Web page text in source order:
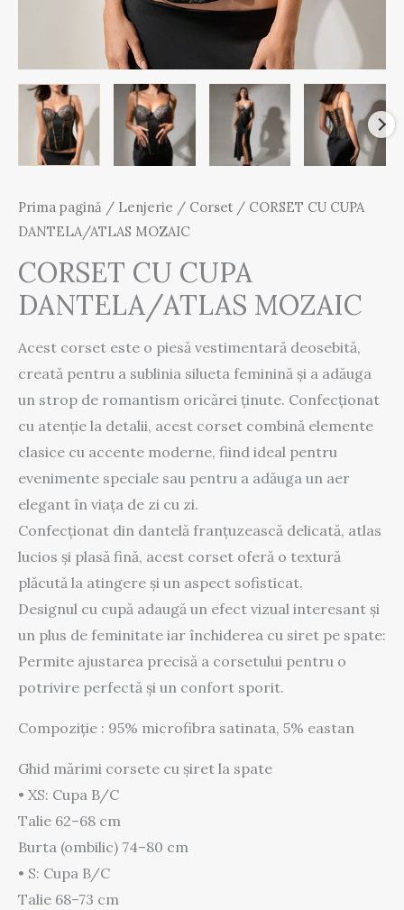
Prima pagină / Lenjerie / Corset / CORSET CU CUPA
DANTELA/ATLAS MOZAIC
CORSET CU CUPA
DANTELA/ATLAS MOZAIC
Acest corset este o piesă vestimentară deosebită,
creată pentru a sublinia silueta feminină și a adăuga
un strop de romantism oricărei ținute. Confecționat
cu atenție la detalii, acest corset combină elemente
clasice cu accente moderne, fiind ideal pentru
evenimente speciale sau pentru a adăuga un aer
elegant în viața de zi cu zi.
Confecționat din dantelă franțuzească delicată, atlas
lucios și plasă fină, acest corset oferă o textură
plăcută la atingere și un aspect sofisticat.
Designul cu cupă adaugă un efect vizual interesant și
un plus de feminitate iar închiderea cu siret pe spate:
Permite ajustarea precisă a corsetului pentru o
potrivire perfectă și un confort sporit.
Compoziție : 95% microfibra satinata, 5% eastan
Ghid mărimi corsete cu șiret la spate
• XS: Cupa B/C
Talie 62–68 cm
Burta (ombilic) 74–80 cm
• S: Cupa B/C
Talie 68–73 cm